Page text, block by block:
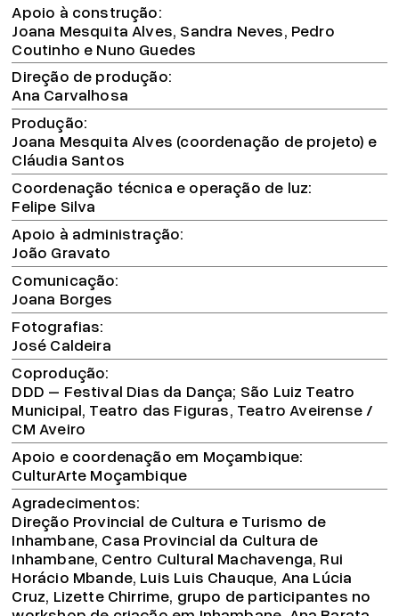
Apoio à construção
Joana Mesquita Alves, Sandra Neves, Pedro
Coutinho e Nuno Guedes
Direção de produção
Ana Carvalhosa
Produção
Joana Mesquita Alves (coordenação de projeto) e
Cláudia Santos
Coordenação técnica e operação de luz
Felipe Silva
Apoio à administração
João Gravato
Comunicação
Joana Borges
Fotografias
José Caldeira
Coprodução
DDD – Festival Dias da Dança; São Luiz Teatro
Municipal, Teatro das Figuras, Teatro Aveirense /
CM Aveiro
Apoio e coordenação em Moçambique
CulturArte Moçambique
Agradecimentos
Direção Provincial de Cultura e Turismo de
Inhambane, Casa Provincial da Cultura de
Inhambane, Centro Cultural Machavenga, Rui
Horácio Mbande, Luis Luis Chauque, Ana Lúcia
Cruz, Lizette Chirrime, grupo de participantes no